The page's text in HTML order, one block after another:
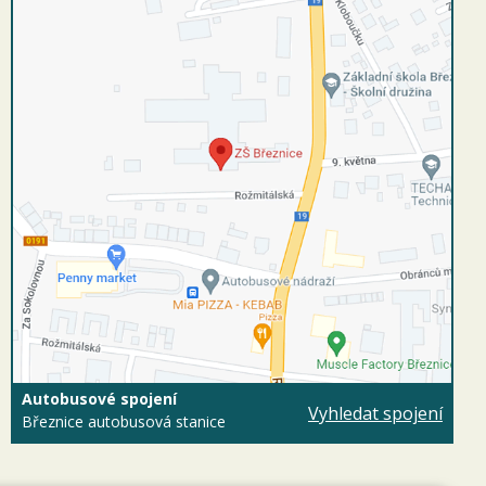
Autobusové spojení
Březnice autobusová stanice
Vyhledat spojení